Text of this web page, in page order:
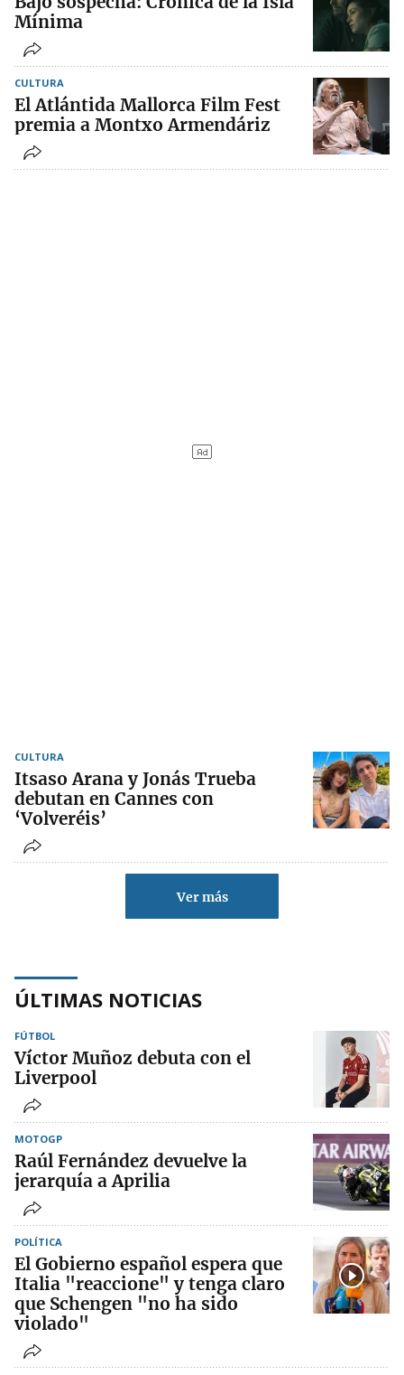
Mínima
CULTURA
El Atlántida Mallorca Film Fest
premia a Montxo Armendáriz
CULTURA
Itsaso Arana y Jonás Trueba
debutan en Cannes con
‘Volveréis’
Ver más
ÚLTIMAS NOTICIAS
FÚTBOL
Víctor Muñoz debuta con el
Liverpool
MOTOGP
Raúl Fernández devuelve la
jerarquía a Aprilia
POLÍTICA
El Gobierno español espera que
Italia "reaccione" y tenga claro
que Schengen "no ha sido
violado"